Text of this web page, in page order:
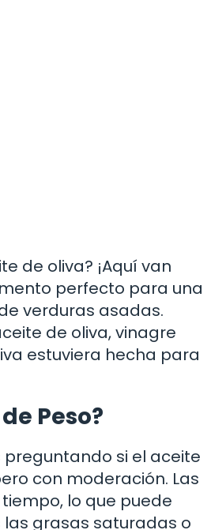
de oliva? ¡Aquí van
perfecto para una
verduras asadas.
de oliva, vinagre
estuviera hecha para
Peso?
si el aceite
con moderación. Las
lo que puede
las grasas saturadas o